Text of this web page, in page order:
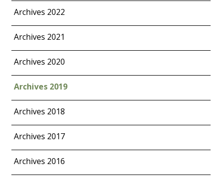
Archives 2022
Archives 2021
Archives 2020
Archives 2019
Archives 2018
Archives 2017
Archives 2016